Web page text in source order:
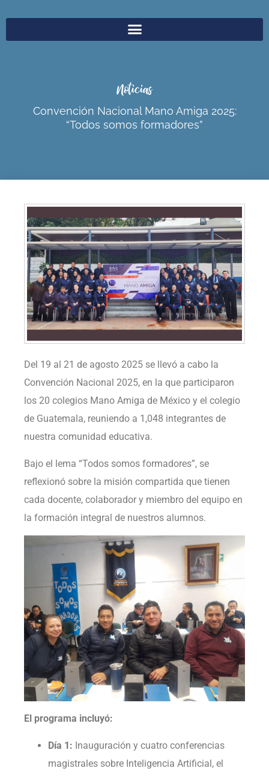
Noticias
Convención Nacional Mano Amiga 2025:
“Todos somos formadores”
Del 19 al 21 de agosto 2025 se llevó a cabo la
Convención Nacional 2025, en la que participaron
los 20 colegios Mano Amiga de México y el colegio
de Guatemala, reuniendo a 1,048 integrantes de
nuestra comunidad educativa.
Bajo el lema “Todos somos formadores”, se
reflexionó sobre la misión compartida que tienen
cada docente, colaborador y miembro del equipo en
la formación integral de nuestros alumnos.
El programa incluyó:
Día 1: Inauguración y cuatro conferencias
magistrales sobre Inteligencia Artificial, el